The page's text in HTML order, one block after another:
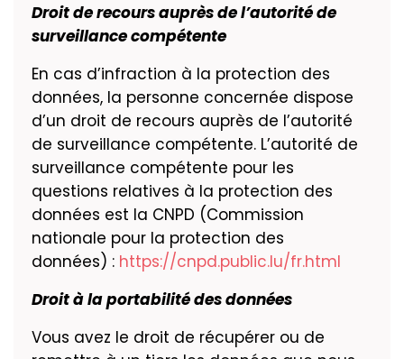
Droit de recours auprès de l’autorité de
surveillance compétente
En cas d’infraction à la protection des
données, la personne concernée dispose
d’un droit de recours auprès de l’autorité
de surveillance compétente. L’autorité de
surveillance compétente pour les
questions relatives à la protection des
données est la CNPD (Commission
nationale pour la protection des
données) : https://cnpd.public.lu/fr.html
Droit à la portabilité des données
Vous avez le droit de récupérer ou de